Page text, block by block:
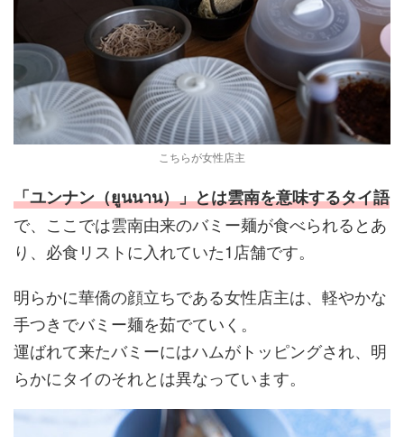
こちらが女性店主
「ユンナン（ยูนนาน）」とは雲南を意味するタイ語
で、ここでは雲南由来のバミー麺が食べられるとあ
り、必食リストに入れていた1店舗です。
明らかに華僑の顔立ちである女性店主は、軽やかな
手つきでバミー麺を茹でていく。
運ばれて来たバミーにはハムがトッピングされ、明
らかにタイのそれとは異なっています。